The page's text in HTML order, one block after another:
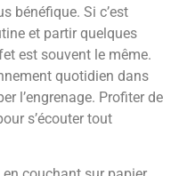
bénéfique. Si c’est
et partir quelques
est souvent le même.
quotidien dans
l’engrenage. Profiter de
s’écouter tout